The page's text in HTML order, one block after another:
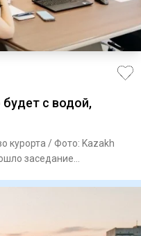
с водой,
курорта / Фото: Kazakh
заседание